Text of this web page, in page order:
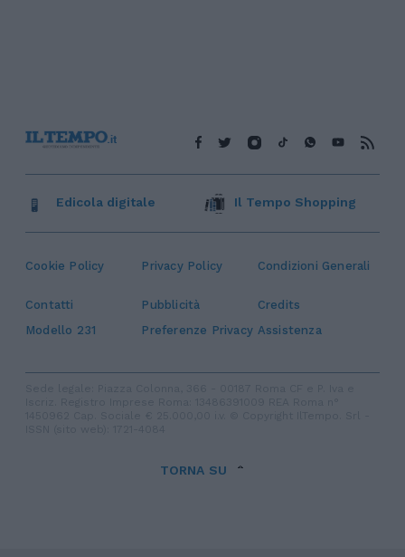
Cookie Policy Privacy Policy Condizioni Generali
Contatti Pubblicità
Credits
Modello 231
Preferenze Privacy Assistenza
Edicola digitale Il Tempo Shopping
TORNA SU